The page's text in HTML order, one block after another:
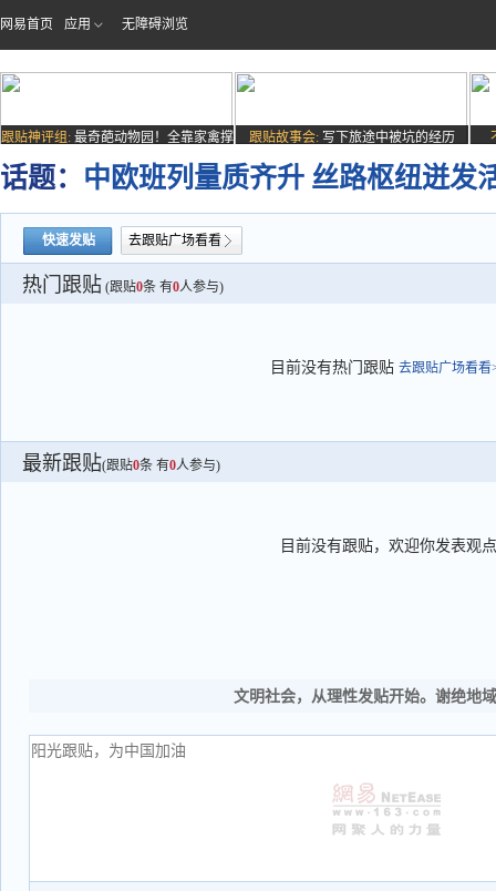
网易首页 应用 无障碍浏览
跟贴神评组: 最奇葩动物园！全靠家禽撑
场子
跟贴故事会: 写下旅途中被坑的经历
话题： 中欧班列量质齐升 丝路枢纽迸发
快速发贴 去跟贴广场看看
热门跟贴 (跟贴0条 有0人参与)
目前没有热门跟贴 去跟贴广场看看
最新跟贴(跟贴0条 有0人参与)
目前没有跟贴，欢迎你发表观点
文明社会，从理性发贴开始。谢绝地